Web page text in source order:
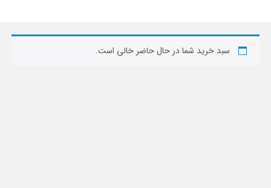
سبد خرید شما در حال حاضر خالی است.